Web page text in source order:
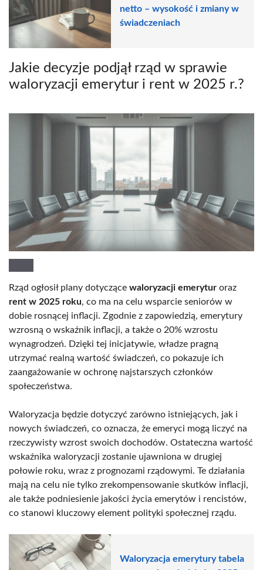
netto – wysokość i zmiany w
świadczeniach
Jakie decyzje podjął rząd w sprawie
waloryzacji emerytur i rent w 2025 r.?
Rząd ogłosił plany dotyczące waloryzacji emerytur oraz
rent w 2025 roku, co ma na celu wsparcie seniorów w
dobie rosnącej inflacji. Zgodnie z zapowiedzią, emerytury
wzrosną o wskaźnik inflacji, a także o 20% wzrostu
wynagrodzeń. Dzięki tej inicjatywie, władze pragną
utrzymać realną wartość świadczeń, co pokazuje ich
zaangażowanie w ochronę najstarszych członków
społeczeństwa.
Waloryzacja będzie dotyczyć zarówno istniejących, jak i
nowych świadczeń, co oznacza, że emeryci mogą liczyć na
rzeczywisty wzrost swoich dochodów. Ostateczna wartość
wskaźnika waloryzacji zostanie ujawniona w drugiej
połowie roku, wraz z prognozami rządowymi. Te działania
mają na celu nie tylko zrekompensowanie skutków inflacji,
ale także podniesienie jakości życia emerytów i rencistów,
co stanowi kluczowy element polityki społecznej rządu.
Waloryzacja emerytury tabela